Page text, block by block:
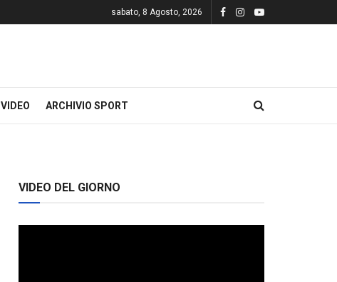
sabato, 8 Agosto, 2026
VIDEO ARCHIVIO SPORT
VIDEO DEL GIORNO